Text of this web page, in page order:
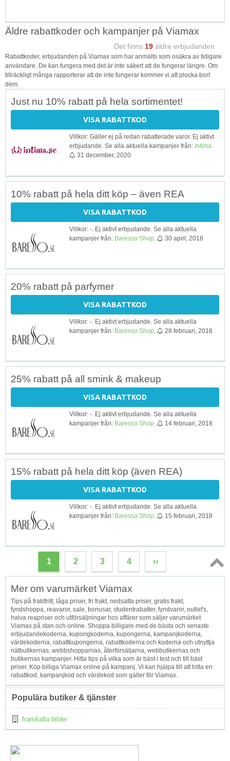
Äldre rabattkoder och kampanjer på Viamax
Det finns 19 äldre erbjudanden
Rabattkoder, erbjudanden på Viamax som har anmälts som osäkra av tidigare
användare. De kan fungera med det är inte säkert att de fungerar längre. Om
tillräckligt många rapporterar att de inte fungerar kommer vi att plocka bort
dem.
Just nu 10% rabatt på hela sortimentet!
VISA RABATTKOD
Villkor: Gäller ej på redan rabatterade varor. Ej aktivt
erbjudande. Se alla aktuella kampanjer från: Intima
31 december, 2020
10% rabatt på hela ditt köp – även REA
VISA RABATTKOD
Villkor: -. Ej aktivt erbjudande. Se alla aktuella
kampanjer från: Baresso Shop 30 april, 2018
20% rabatt på parfymer
VISA RABATTKOD
Villkor: -. Ej aktivt erbjudande. Se alla aktuella
kampanjer från: Baresso Shop 28 februari, 2018
25% rabatt på all smink & makeup
VISA RABATTKOD
Villkor: -. Ej aktivt erbjudande. Se alla aktuella
kampanjer från: Baresso Shop 14 februari, 2018
15% rabatt på hela ditt köp (även REA)
VISA RABATTKOD
Villkor: -. Ej aktivt erbjudande. Se alla aktuella
kampanjer från: Baresso Shop 15 februari, 2018
1 2 3 4 ››
Topp
Mer om varumärket Viamax
Tips på fraktfritt, låga priser, fri frakt, nedsatta priser, gratis frakt,
fyndshoppa, reavaror, sale, bonusar, studentrabatter, fyndvaror, outlet's,
halva reapriser och utförsäljningar hos affärer som säljer varumärket
Viamax på stan och online. Shoppa billigare med de bästa och senaste
erbjudandekoderna, kupongkoderna, kupongerna, kampanjkoderna,
värdekoderna, rabattkupongerna, rabattkoderna och koderna och utnyttja
nätbutikernas, webbshopparnas, återförsäljarna, webbutikernas och
butikernas kampanjer. Hitta tips på vilka som är bäst i test och till bäst
priser. Köp billiga Viamax online på kampanj. Vi kan hjälpa till att hitta en
rabattkod, kampanjkod och värdekod som gäller för Viamax.
Populära butiker & tjänster
framkalla bilder